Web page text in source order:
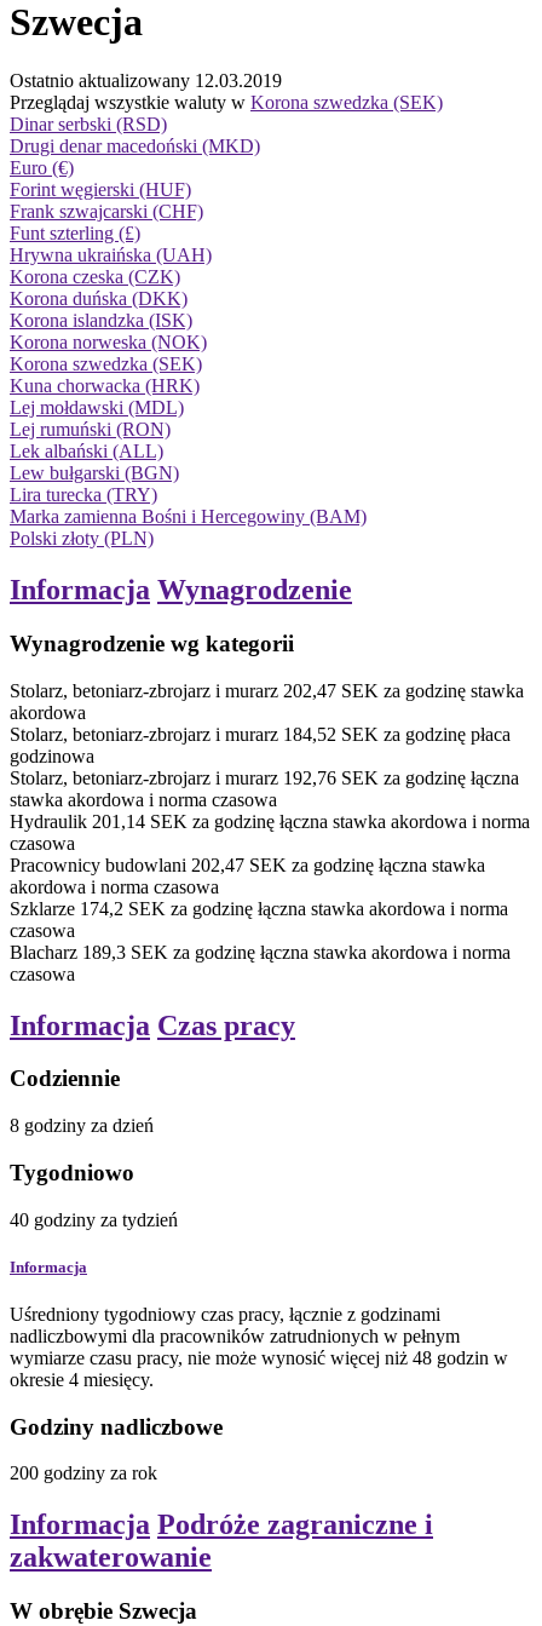
Szwecja
Ostatnio aktualizowany 12.03.2019
Przeglądaj wszystkie waluty w Korona szwedzka (SEK)
Dinar serbski (RSD)
Drugi denar macedoński (MKD)
Euro (€)
Forint węgierski (HUF)
Frank szwajcarski (CHF)
Funt szterling (£)
Hrywna ukraińska (UAH)
Korona czeska (CZK)
Korona duńska (DKK)
Korona islandzka (ISK)
Korona norweska (NOK)
Korona szwedzka (SEK)
Kuna chorwacka (HRK)
Lej mołdawski (MDL)
Lej rumuński (RON)
Lek albański (ALL)
Lew bułgarski (BGN)
Lira turecka (TRY)
Marka zamienna Bośni i Hercegowiny (BAM)
Polski złoty (PLN)
Informacja Wynagrodzenie
Wynagrodzenie wg kategorii
Stolarz, betoniarz-zbrojarz i murarz 202,47 SEK za godzinę stawka
akordowa
Stolarz, betoniarz-zbrojarz i murarz 184,52 SEK za godzinę płaca
godzinowa
Stolarz, betoniarz-zbrojarz i murarz 192,76 SEK za godzinę łączna
stawka akordowa i norma czasowa
Hydraulik 201,14 SEK za godzinę łączna stawka akordowa i norma
czasowa
Pracownicy budowlani 202,47 SEK za godzinę łączna stawka
akordowa i norma czasowa
Szklarze 174,2 SEK za godzinę łączna stawka akordowa i norma
czasowa
Blacharz 189,3 SEK za godzinę łączna stawka akordowa i norma
czasowa
Informacja Czas pracy
Codziennie
8 godziny za dzień
Tygodniowo
40 godziny za tydzień
Informacja
Uśredniony tygodniowy czas pracy, łącznie z godzinami
nadliczbowymi dla pracowników zatrudnionych w pełnym
wymiarze czasu pracy, nie może wynosić więcej niż 48 godzin w
okresie 4 miesięcy.
Godziny nadliczbowe
200 godziny za rok
Informacja Podróże zagraniczne i
zakwaterowanie
W obrębie Szwecja